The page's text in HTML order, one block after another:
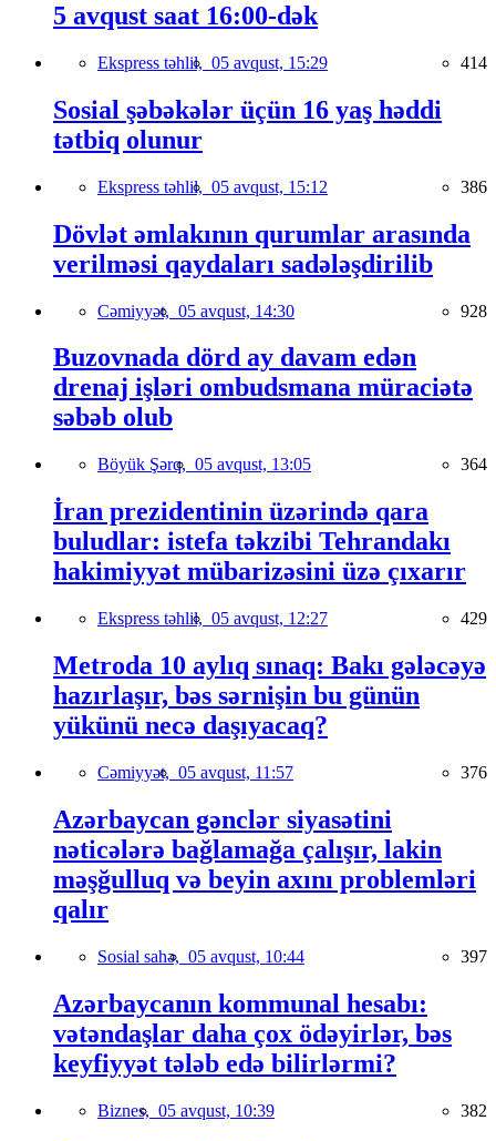
5 avqust saat 16:00-dək
Ekspress təhlil, 05 avqust, 15:29 414
Sosial şəbəkələr üçün 16 yaş həddi
tətbiq olunur
Ekspress təhlil, 05 avqust, 15:12 386
Dövlət əmlakının qurumlar arasında
verilməsi qaydaları sadələşdirilib
Cəmiyyət, 05 avqust, 14:30 928
Buzovnada dörd ay davam edən
drenaj işləri ombudsmana müraciətə
səbəb olub
Böyük Şərq, 05 avqust, 13:05 364
İran prezidentinin üzərində qara
buludlar: istefa təkzibi Tehrandakı
hakimiyyət mübarizəsini üzə çıxarır
Ekspress təhlil, 05 avqust, 12:27 429
Metroda 10 aylıq sınaq: Bakı gələcəyə
hazırlaşır, bəs sərnişin bu günün
yükünü necə daşıyacaq?
Cəmiyyət, 05 avqust, 11:57 376
Azərbaycan gənclər siyasətini
nəticələrə bağlamağa çalışır, lakin
məşğulluq və beyin axını problemləri
qalır
Sosial sahə, 05 avqust, 10:44 397
Azərbaycanın kommunal hesabı:
vətəndaşlar daha çox ödəyirlər, bəs
keyfiyyət tələb edə bilirlərmi?
Biznes, 05 avqust, 10:39 382